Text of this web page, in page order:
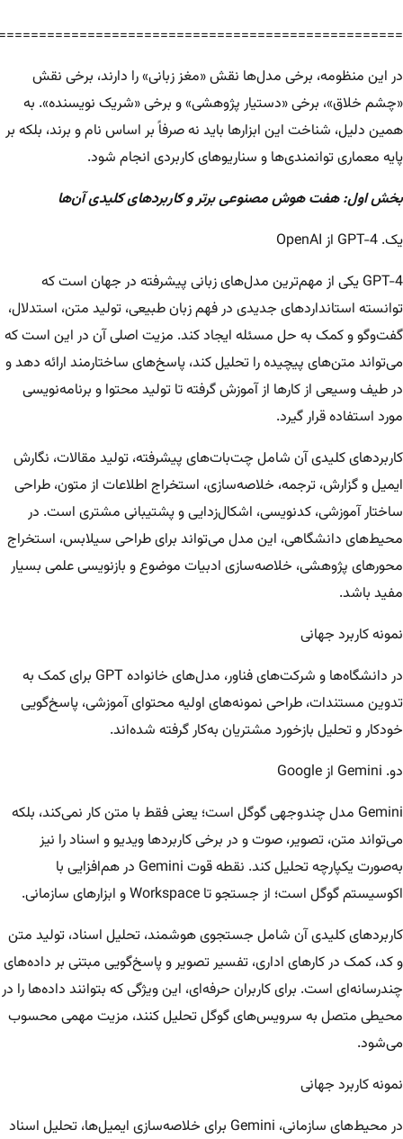
در این منظومه، برخی مدل‌ها نقش «مغز زبانی» را دارند، برخی نقش
«چشم خلاق»، برخی «دستیار پژوهشی» و برخی «شریک نویسنده». به
همین دلیل، شناخت این ابزارها باید نه صرفاً بر اساس نام و برند، بلکه بر
پایه معماری توانمندی‌ها و سناریوهای کاربردی انجام شود.
بخش اول: هفت هوش مصنوعی برتر و کاربردهای کلیدی آن‌ها
یک. GPT-4 از OpenAI
GPT-4 یکی از مهم‌ترین مدل‌های زبانی پیشرفته در جهان است که
توانسته استانداردهای جدیدی در فهم زبان طبیعی، تولید متن، استدلال،
گفت‌وگو و کمک به حل مسئله ایجاد کند. مزیت اصلی آن در این است که
می‌تواند متن‌های پیچیده را تحلیل کند، پاسخ‌های ساختارمند ارائه دهد و
در طیف وسیعی از کارها از آموزش گرفته تا تولید محتوا و برنامه‌نویسی
مورد استفاده قرار گیرد.
کاربردهای کلیدی آن شامل چت‌بات‌های پیشرفته، تولید مقالات، نگارش
ایمیل و گزارش، ترجمه، خلاصه‌سازی، استخراج اطلاعات از متون، طراحی
ساختار آموزشی، کدنویسی، اشکال‌زدایی و پشتیبانی مشتری است. در
محیط‌های دانشگاهی، این مدل می‌تواند برای طراحی سیلابس، استخراج
محورهای پژوهشی، خلاصه‌سازی ادبیات موضوع و بازنویسی علمی بسیار
مفید باشد.
نمونه کاربرد جهانی
در دانشگاه‌ها و شرکت‌های فناور، مدل‌های خانواده GPT برای کمک به
تدوین مستندات، طراحی نمونه‌های اولیه محتوای آموزشی، پاسخ‌گویی
خودکار و تحلیل بازخورد مشتریان به‌کار گرفته شده‌اند.
دو. Gemini از Google
Gemini مدل چندوجهی گوگل است؛ یعنی فقط با متن کار نمی‌کند، بلکه
می‌تواند متن، تصویر، صوت و در برخی کاربردها ویدیو و اسناد را نیز
به‌صورت یکپارچه تحلیل کند. نقطه قوت Gemini در هم‌افزایی با
اکوسیستم گوگل است؛ از جستجو تا Workspace و ابزارهای سازمانی.
کاربردهای کلیدی آن شامل جستجوی هوشمند، تحلیل اسناد، تولید متن
و کد، کمک در کارهای اداری، تفسیر تصویر و پاسخ‌گویی مبتنی بر داده‌های
چندرسانه‌ای است. برای کاربران حرفه‌ای، این ویژگی که بتوانند داده‌ها را در
محیطی متصل به سرویس‌های گوگل تحلیل کنند، مزیت مهمی محسوب
می‌شود.
نمونه کاربرد جهانی
در محیط‌های سازمانی، Gemini برای خلاصه‌سازی ایمیل‌ها، تحلیل اسناد